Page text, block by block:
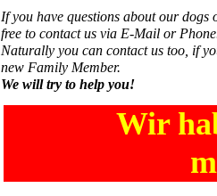
If you have questions about our dogs
free to contact us via E-Mail or
Naturally you can contact us too, if
new Family Member.
We will try to help you!
Wir